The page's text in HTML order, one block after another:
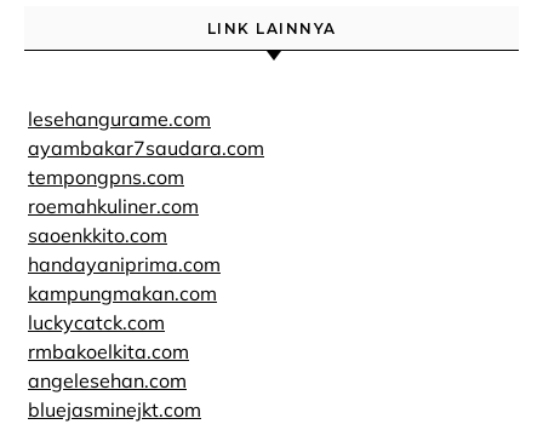
LINK LAINNYA
lesehangurame.com
ayambakar7saudara.com
tempongpns.com
roemahkuliner.com
saoenkkito.com
handayaniprima.com
kampungmakan.com
luckycatck.com
rmbakoelkita.com
angelesehan.com
bluejasminejkt.com